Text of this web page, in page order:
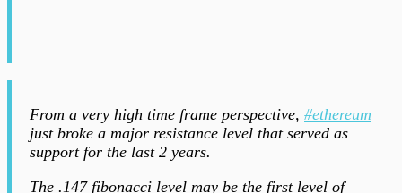
From a very high time frame perspective, #ethereum
just broke a major resistance level that served as
support for the last 2 years.
The .147 fibonacci level may be the first level of